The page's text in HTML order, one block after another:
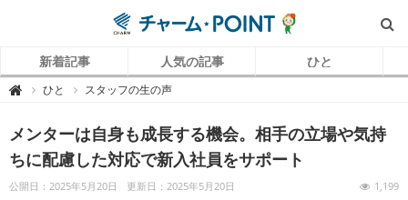
新着記事 人気の記事 ひと
 チ
P
O
N
（
ひと スタッフの生の声
メンターは自身も成長する機会。相手の立場や気持
ちに配慮した対応で新入社員をサポート
公開日：2025年5月20日 更新日：2025年5月20日 1,199